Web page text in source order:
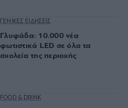
ΓΕΝΙΚΕΣ ΕΙΔΗΣΕΙΣ
Γλυφάδα: 10.000 νέα
φωτιστικά LED σε όλα τα
σχολεία της περιοχής
FOOD & DRINK